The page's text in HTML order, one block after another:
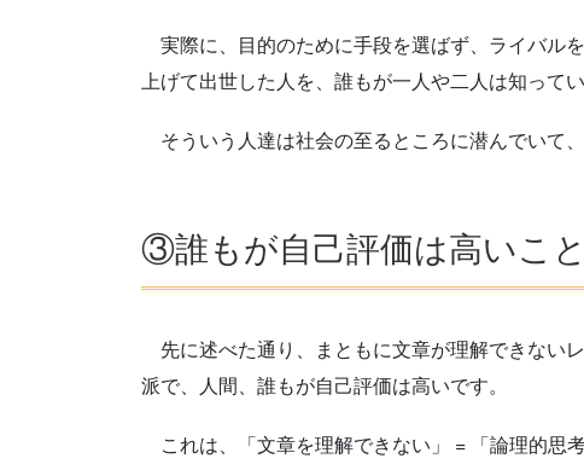
実際に、目的のために手段を選ばず、ライバル
上げて出世した人を、誰もが一人や二人は知ってい
そういう人達は社会の至るところに潜んでいて
③誰もが自己評価は高いこと
先に述べた通り、まともに文章が理解できない
派で、人間、誰もが自己評価は高いです。
これは、「文章を理解できない」 = 「論理的思